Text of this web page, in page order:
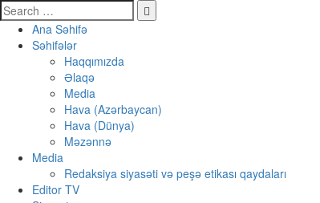
Ana Səhifə
Səhifələr
Haqqımızda
Əlaqə
Media
Hava (Azərbaycan)
Hava (Dünya)
Məzənnə
Media
Redaksiya siyasəti və peşə etikası qaydaları
Editor TV